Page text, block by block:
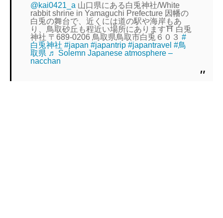
@kai0421_a 山口県にある白兎神社/White
rabbit shrine in Yamaguchi Prefecture 因幡の
白兎の舞台で、近くには道の駅や海岸もあ
り、鳥取砂丘も程近い場所にあります⛩️ 白兎
神社 〒689-0206 鳥取県鳥取市白兎６０３#
白兎神社 #japan #japantrip #japantravel #鳥
取県 ♬ Solemn Japanese atmosphere –
nacchan